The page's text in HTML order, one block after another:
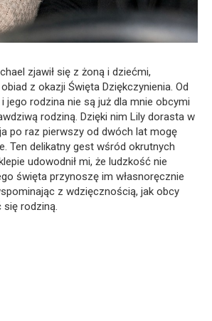
zjawił się z żoną i dziećmi,
z okazji Święta Dziękczynienia. Od
jego rodzina nie są już dla mnie obcymi
rodziną. Dzięki nim Lily dorasta w
po raz pierwszy od dwóch lat mogę
Ten delikatny gest wśród okrutnych
udowodnił mi, że ludzkość nie
święta przynoszę im własnoręcznie
z wdzięcznością, jak obcy
się rodziną.